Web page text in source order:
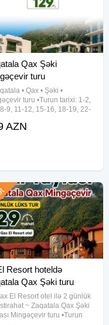
Qax Şəki
turu
• Qax • Şəki •
turu •Turun tarixi: 1-2,
9, 11-12, 15-16, 18-19, 22-
129 azn (1 nəfər üçün)
AZN
Resort hoteldə
Qax Şəki turu
El Resort otel ilə 2 günlük
~ Zaqatala Qax Şəki
Mingəçevir turu •Turun